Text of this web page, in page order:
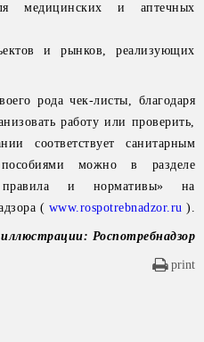
медицинских и аптечных
и рынков, реализующих
рода чек-листы, благодаря
работу или проверить,
соответствует санитарным
можно в разделе
правила и нормативы» на
( www.rospotrebnadzor.ru ).
Роспотребнадзор
print